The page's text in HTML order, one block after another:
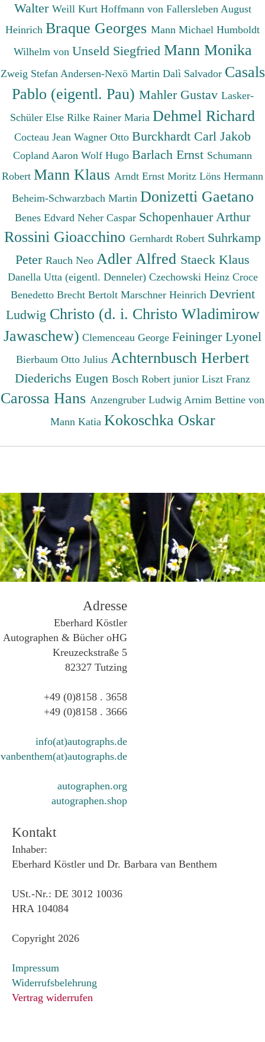
Walter Weill Kurt Hoffmann von Fallersleben August
Heinrich Braque Georges Mann Michael Humboldt
Wilhelm von Unseld Siegfried Mann Monika
Zweig Stefan Andersen-Nexö Martin Dalì Salvador Casals
Pablo (eigentl. Pau) Mahler Gustav Lasker-
Schüler Else Rilke Rainer Maria Dehmel Richard
Cocteau Jean Wagner Otto Burckhardt Carl Jakob
Copland Aaron Wolf Hugo Barlach Ernst Schumann
Robert Mann Klaus Arndt Ernst Moritz Löns Hermann
Beheim-Schwarzbach Martin Donizetti Gaetano
Benes Edvard Neher Caspar Schopenhauer Arthur
Rossini Gioacchino Gernhardt Robert Suhrkamp
Peter Rauch Neo Adler Alfred Staeck Klaus
Danella Utta (eigentl. Denneler) Czechowski Heinz Croce
Benedetto Brecht Bertolt Marschner Heinrich Devrient
Ludwig Christo (d. i. Christo Wladimirow
Jawaschew) Clemenceau George Feininger Lyonel
Bierbaum Otto Julius Achternbusch Herbert
Diederichs Eugen Bosch Robert junior Liszt Franz
Carossa Hans Anzengruber Ludwig Arnim Bettine von
Mann Katia Kokoschka Oskar
Adresse
Eberhard Köstler
Autographen & Bücher oHG
Kreuzeckstraße 5
82327 Tutzing
+49 (0)8158 . 3658
+49 (0)8158 . 3666
info(at)autographs.de
vanbenthem(at)autographs.de
autographen.org
autographen.shop
Kontakt
Inhaber:
Eberhard Köstler und Dr. Barbara van Benthem
USt.-Nr.: DE 3012 10036
HRA 104084
Copyright 2026
Impressum
Widerrufsbelehrung
Vertrag widerrufen